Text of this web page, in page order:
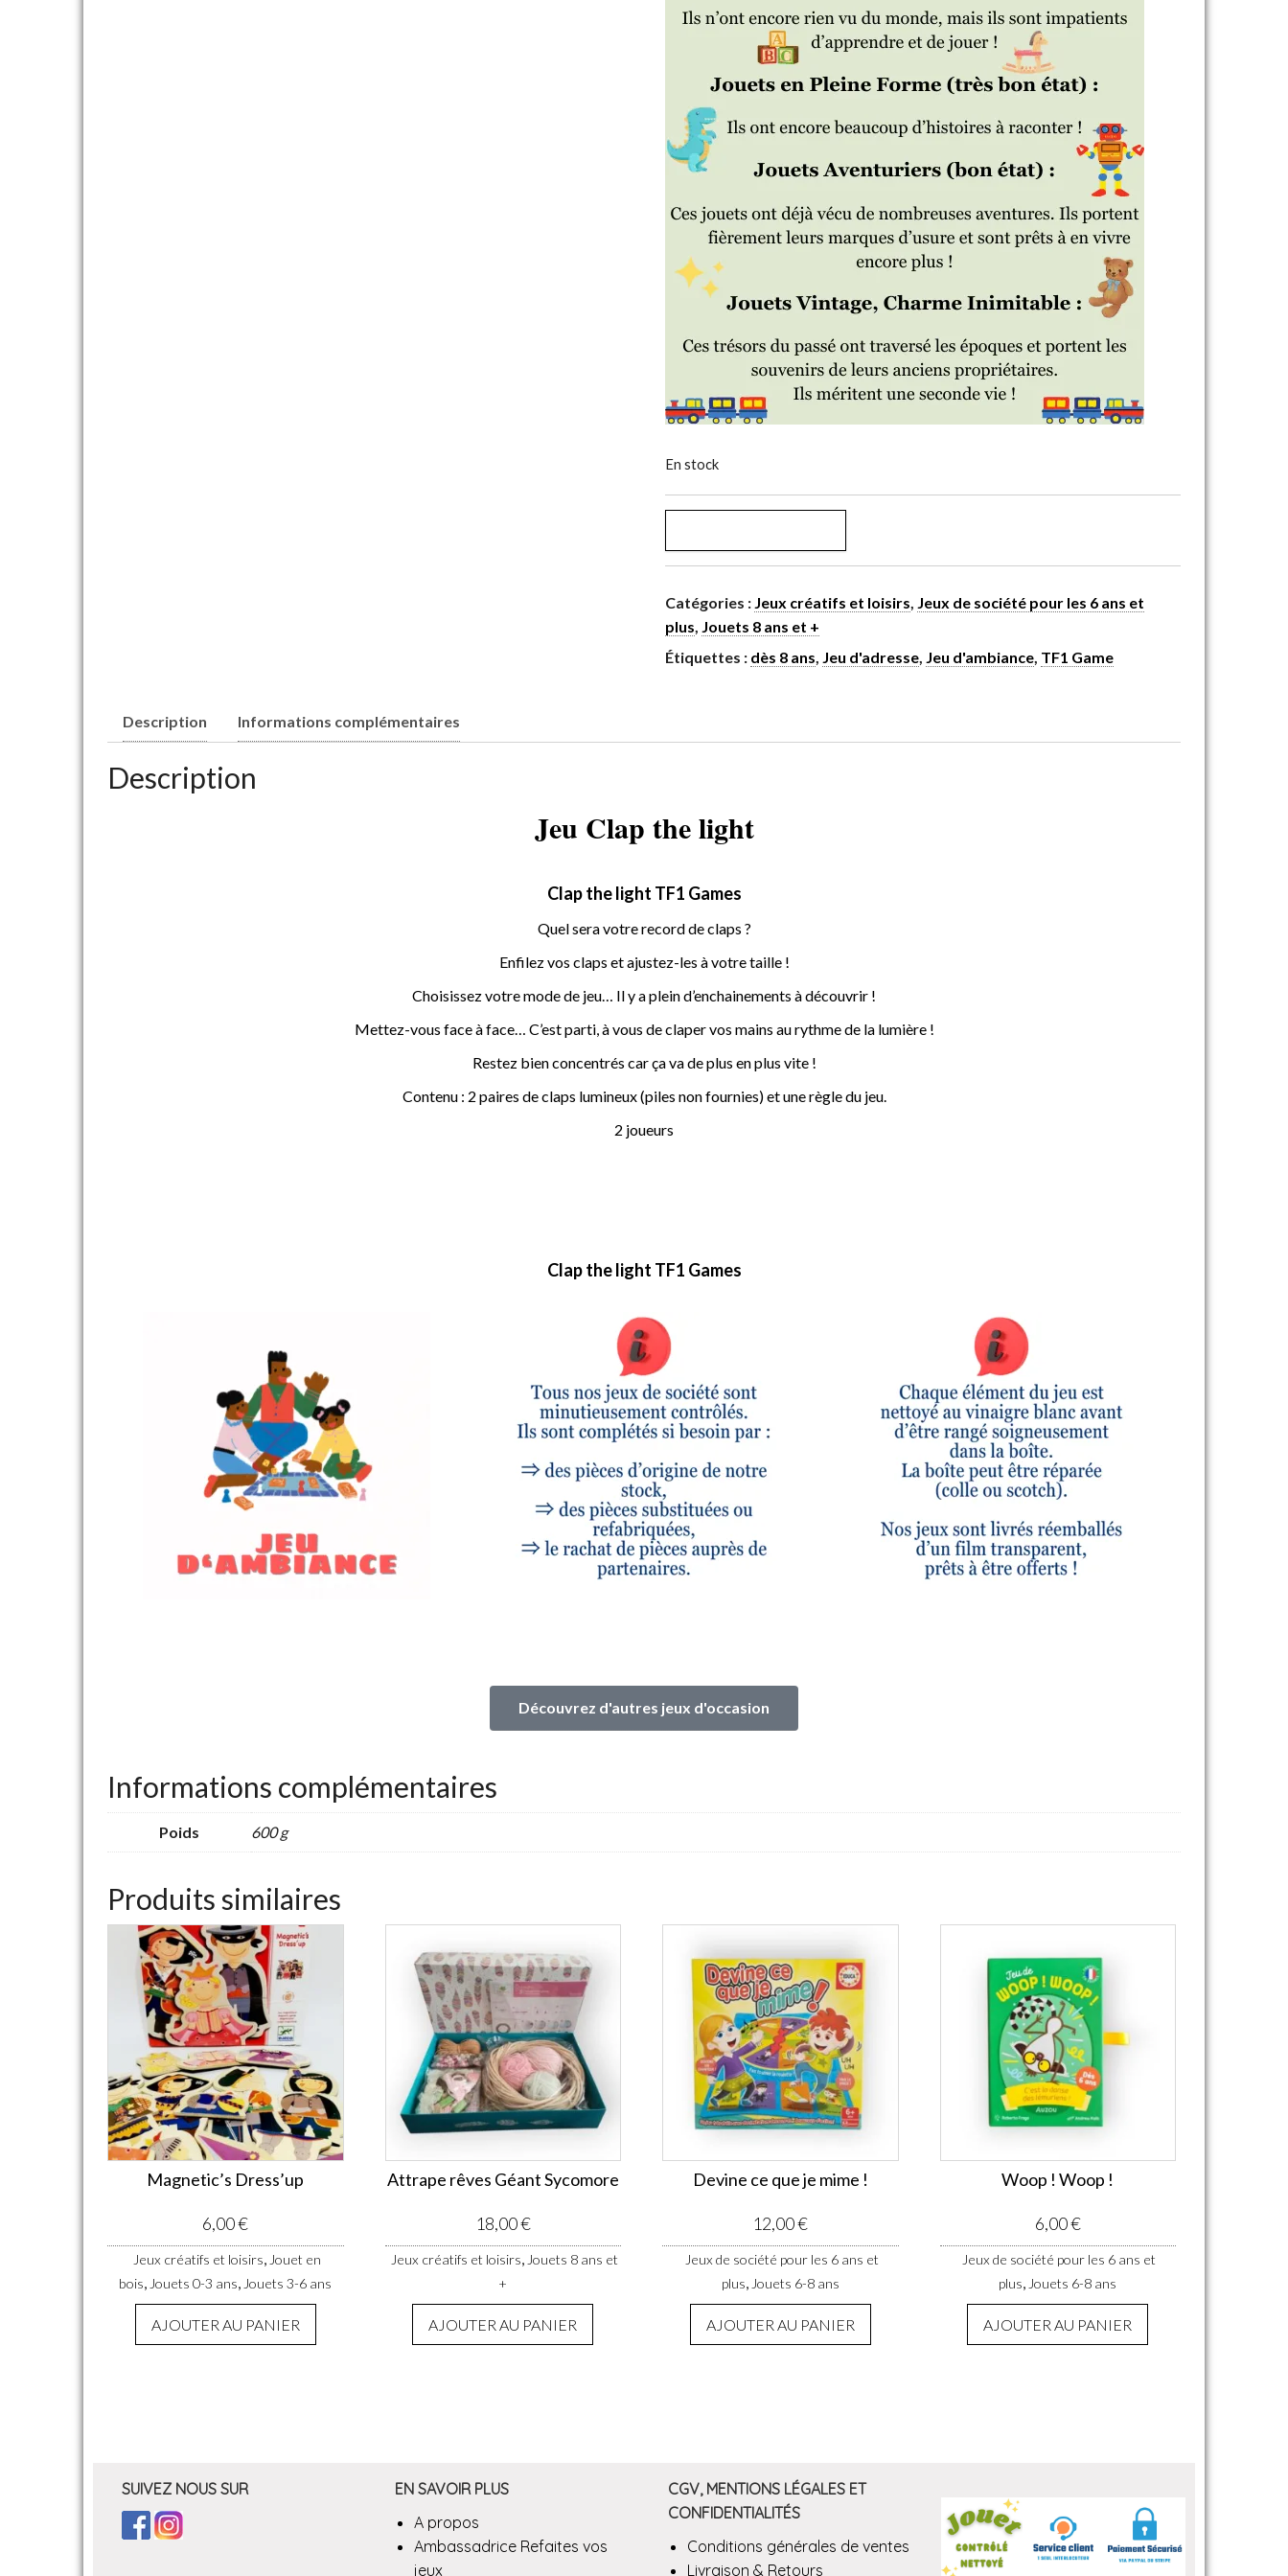
En stock
Catégories : Jeux créatifs et loisirs, Jeux de société pour les 6 ans et
plus, Jouets 8 ans et +
Étiquettes : dès 8 ans, Jeu d'adresse, Jeu d'ambiance, TF1 Game
Description Informations complémentaires
Description
Jeu Clap the light
Clap the light TF1 Games
Quel sera votre record de claps ?
Enfilez vos claps et ajustez-les à votre taille !
Choisissez votre mode de jeu… Il y a plein d’enchainements à découvrir !
Mettez-vous face à face… C’est parti, à vous de claper vos mains au rythme de la lumière !
Restez bien concentrés car ça va de plus en plus vite !
Contenu : 2 paires de claps lumineux (piles non fournies) et une règle du jeu.
2 joueurs
Clap the light TF1 Games
Découvrez d'autres jeux d'occasion
Informations complémentaires
Poids 600 g
Produits similaires
Magnetic’s Dress’up
6,00€
Jeux créatifs et loisirs, Jouet en
bois, Jouets 0-3 ans, Jouets 3-6 ans
AJOUTER AU PANIER
Attrape rêves Géant Sycomore
18,00€
Jeux créatifs et loisirs, Jouets 8 ans et
+
AJOUTER AU PANIER
Devine ce que je mime !
12,00€
Jeux de société pour les 6 ans et
plus, Jouets 6-8 ans
AJOUTER AU PANIER
Woop ! Woop !
6,00€
Jeux de société pour les 6 ans et
plus, Jouets 6-8 ans
AJOUTER AU PANIER
SUIVEZ NOUS SUR
EN SAVOIR PLUS
A propos
Ambassadrice Refaites vos
jeux
CGV, MENTIONS LÉGALES ET
CONFIDENTIALITÉS
Conditions générales de ventes
Livraison & Retours